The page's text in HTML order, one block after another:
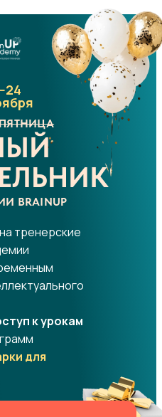
BRAINUP
на тренерские
к урокам
для